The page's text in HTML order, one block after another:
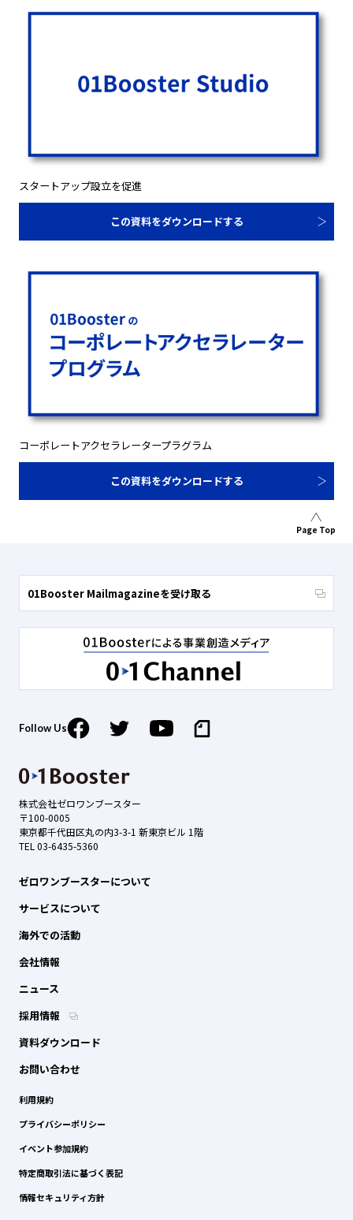
スタートアップ設立を促進
この資料をダウンロードする
コーポレートアクセラレータープラグラム
この資料をダウンロードする
Page Top
株式会社ゼロワンブースター
〒100-0005
東京都千代田区丸の内3-3-1 新東京ビル 1階
TEL 03-6435-5360
ゼロワンブースターについて
サービスについて
海外での活動
会社情報
ニュース
採用情報
資料ダウンロード
お問い合わせ
利用規約
プライバシーポリシー
イベント参加規約
特定商取引法に基づく表記
情報セキュリティ方針
01Booster Mailmagazineを受け取る
Follow Us